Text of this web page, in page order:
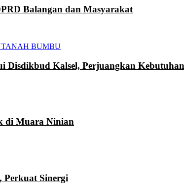
Balangan dan Masyarakat
TANAH BUMBU
Disdikbud Kalsel, Perjuangkan
di Muara Ninian
Perkuat Sinergi